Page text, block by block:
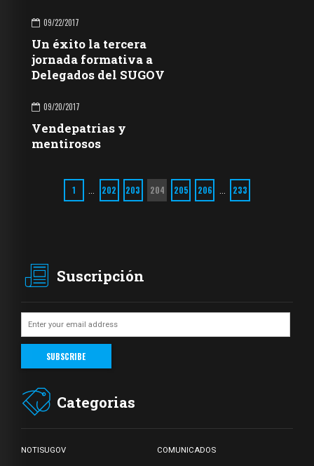
09/22/2017
Un éxito la tercera
jornada formativa a
Delegados del SUGOV
09/20/2017
Vendepatrias y
mentirosos
1 202 203 204 205 206 233
Suscripción
Categorias
NOTISUGOV COMUNICADOS